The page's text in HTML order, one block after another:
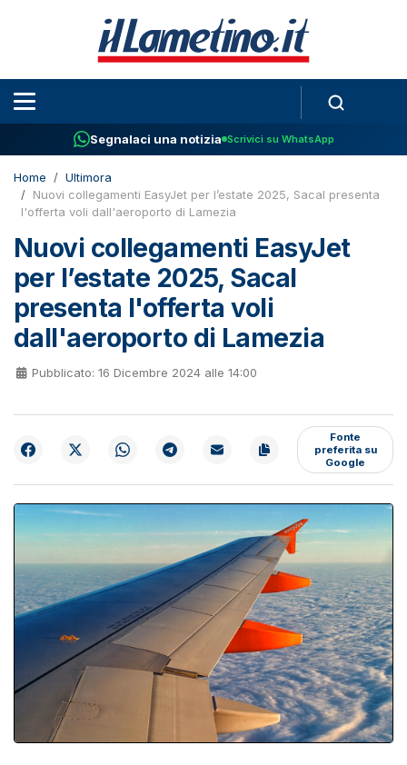
Segnalaci una notizia Scrivici su WhatsApp
Home
Ultimora
Nuovi collegamenti EasyJet per l’estate 2025, Sacal presenta
l'offerta voli dall'aeroporto di Lamezia
Nuovi collegamenti EasyJet
per l’estate 2025, Sacal
presenta l'offerta voli
dall'aeroporto di Lamezia
Pubblicato: 16 Dicembre 2024 alle 14:00
Fonte
preferita su
Google